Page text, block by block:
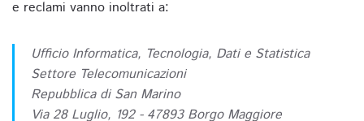
e reclami vanno inoltrati a:
Ufficio Informatica, Tecnologia, Dati e Statistica
Settore Telecomunicazioni
Repubblica di San Marino
Via 28 Luglio, 192 - 47893 Borgo Maggiore